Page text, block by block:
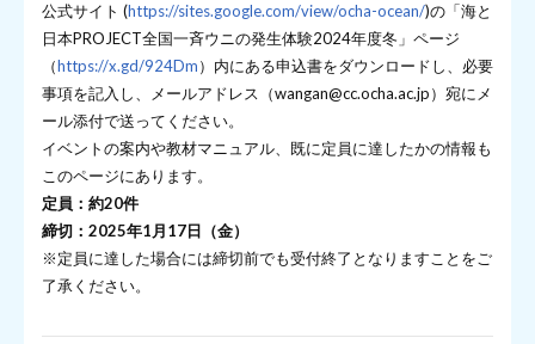
公式サイト (https://sites.google.com/view/ocha-ocean/)の「海と
日本PROJECT全国一斉ウニの発生体験2024年度冬」ページ
（https://x.gd/924Dm）内にある申込書をダウンロードし、必要
事項を記入し、メールアドレス（wangan@cc.ocha.ac.jp）宛にメ
ール添付で送ってください。
イベントの案内や教材マニュアル、既に定員に達したかの情報も
このページにあります。
定員：約20件
締切：2025年1月17日（金）
※定員に達した場合には締切前でも受付終了となりますことをご
了承ください。